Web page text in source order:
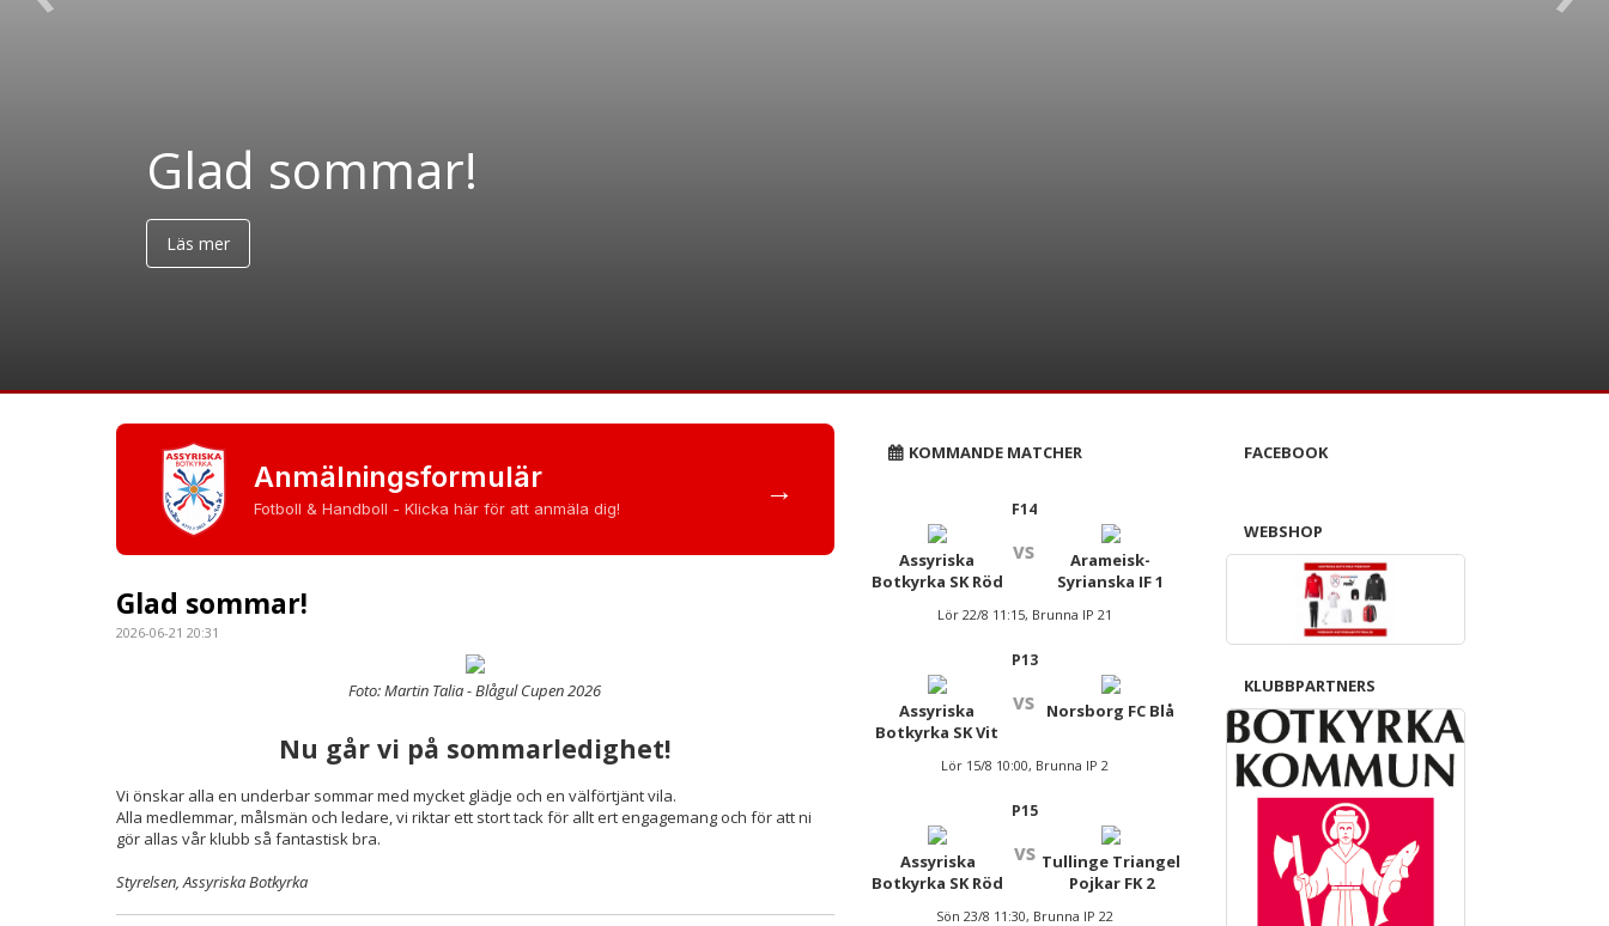
Blågul Cupen 2026 – en fantastisk fotbollsfest!
Anmälningsformulär
Fotboll & Handboll - Klicka här för att anmäla dig! →
Glad sommar!
2026-06-21 20:31
Foto: Martin Talia - Blågul Cupen 2026
Nu går vi på sommarledighet!
Vi önskar alla en underbar sommar med mycket glädje och en välförtjänt vila.
Alla medlemmar, målsmän och ledare, vi riktar ett stort tack för allt ert engagemang och för att ni
gör allas vår klubb så fantastisk bra.
Styrelsen, Assyriska Botkyrka
KOMMANDE MATCHER
F14
Assyriska
Botkyrka SK Röd
vs
Arameisk-
Syrianska IF 1
Lör 22/8 11:15, Brunna IP 21
P13
Assyriska
Botkyrka SK Vit
vs Norsborg FC Blå
Lör 15/8 10:00, Brunna IP 2
P15
Assyriska
Botkyrka SK Röd
vs Tullinge Triangel
Pojkar FK 2
Sön 23/8 11:30, Brunna IP 22
FACEBOOK
WEBSHOP
KLUBBPARTNERS